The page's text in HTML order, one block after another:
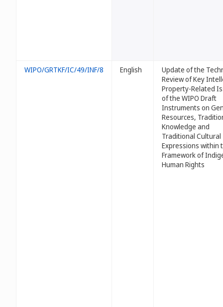
WIPO/GRTKF/IC/49/INF/8 English
Update of the
Review of Key
Property-Related
of the WIPO Draft
Instruments on
Resources,
Knowledge and
Traditional Cultural
Expressions within
Framework of
Human Rights